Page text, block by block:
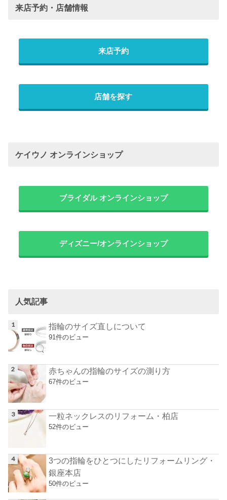
来店予約・店舗情報
来店予約
店舗を探す
ケイウノ オンラインショップ
ブライダル オンラインショップ
ディズニー/オンラインショップ
人気記事
指輪のサイズ直しについて
91件のビュー
赤ちゃんの指輪のサイズの測り方
67件のビュー
一粒ネックレスのリフォーム・柏店
52件のビュー
3つの指輪をひとつにしたリフォームリング・
銀座本店
50件のビュー